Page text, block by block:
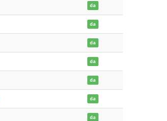
da
da
da
da
da
da
da